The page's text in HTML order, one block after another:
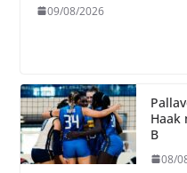
09/08/2026
Haak
B
08/